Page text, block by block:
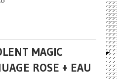
MAGIC
ROSE + EAU